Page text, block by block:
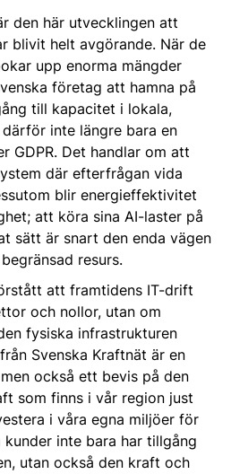
den här utvecklingen att
blivit helt avgörande. När de
upp enorma mängder
företag att hamna på
till kapacitet i lokala,
inte längre bara en
GDPR. Det handlar om att
där efterfrågan vida
blir energieffektivitet
att köra sina AI-laster på
sätt är snart den enda vägen
resurs.
att framtidens IT-drift
och nollor, utan om
fysiska infrastrukturen
Svenska Kraftnät är en
också ett bevis på den
som finns i vår region just
i våra egna miljöer för
inte bara har tillgång
utan också den kraft och